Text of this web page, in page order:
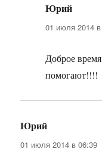
Юрий
01 июля 2014
Доброе
помогают!!!!
Юрий
01 июля 2014 в 06:39